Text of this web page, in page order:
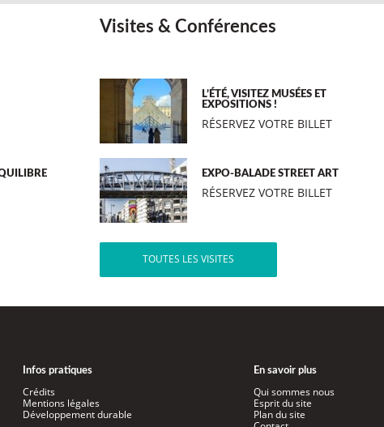
Visites & Conférences
L’ÉTÉ, VISITEZ MUSÉES ET
EXPOSITIONS !
RÉSERVEZ VOTRE BILLET
EXPO-BALADE STREET ART
RÉSERVEZ VOTRE BILLET
TOUTES LES VISITES
Infos pratiques
Crédits
Mentions légales
Développement durable
En savoir plus
Qui sommes nous
Esprit du site
Plan du site